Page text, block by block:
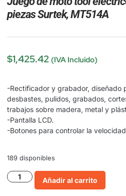
piezas Surtek, MT514A
$1,425.42 (IVA Incluido)
-Rectificador y grabador, diseñado
desbastes, pulidos, grabados,
trabajos sobre madera, metal y
-Pantalla LCD.
-Botones para controlar la
189 disponibles
Añadir al carrito